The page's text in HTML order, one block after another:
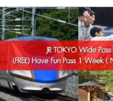
ด้วย
รถไฟ JR ระหว่าง Nagoya,
ระหว่าง Shinano, Omachi,
• ใช้เดินทางภายใน Tateyama
Alpine Route โดยยานพาหนะต่า
จำกัด(ระหว่าง Toyama-
Murodo-Daikanbo-Kurobe